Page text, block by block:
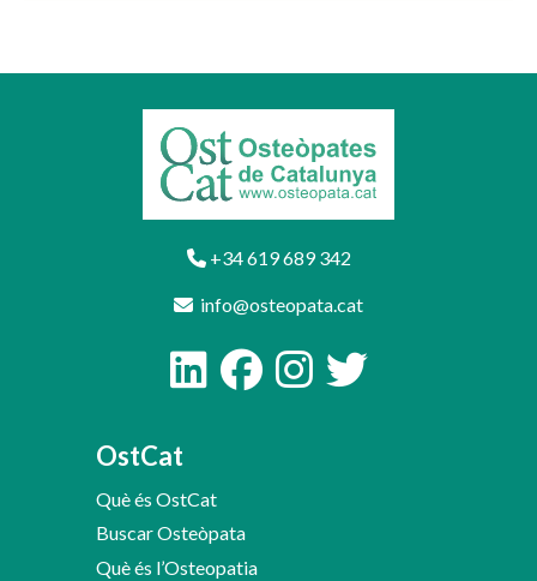
+34 619 689 342
info@osteopata.cat
OstCat
Què és OstCat
Buscar Osteòpata
Què és l’Osteopatia